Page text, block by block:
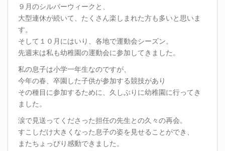
９月のシルバーウィークと、
大型連休が続いて、たくさん楽しまれた方も多いと思いま
す。
そして１０月にはいり、各地で運動会シーズン。
先週末は私も幼稚園の運動会に参加してきました。
私の息子は小学一年生なのですが、
今年の春、卒園した子供が参加する競技があり
その種目に参加するために、久しぶりに幼稚園に行ってき
ました。
涙で見送ってくださった担任の先生との久々の再会。
すこしだけ大きくなった息子の姿を見せることができ、
またちょっぴり感動できました。